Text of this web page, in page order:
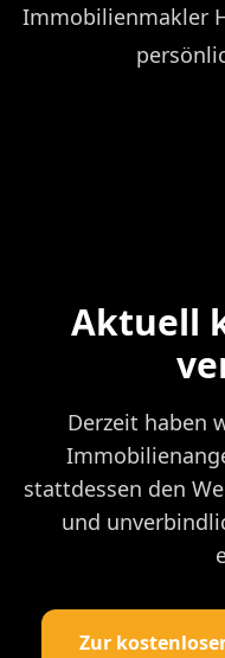
Immobilienmakler
Aktuell
Derzeit haben
stattdessen den
und
Zur